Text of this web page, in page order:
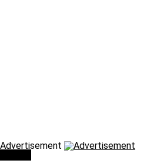
Advertisement